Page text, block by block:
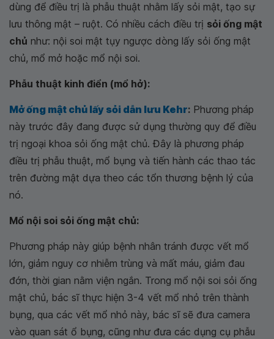
dùng để điều trị là phẫu thuật nhằm lấy sỏi mật, tạo sự
lưu thông mật – ruột. Có nhiều cách điều trị sỏi ống mật
chủ như: nội soi mật tụy ngược dòng lấy sỏi ống mật
chủ, mổ mở hoặc mổ nội soi.
Phẫu thuật kinh điển (mổ hở):
Mở ống mật chủ lấy sỏi dẫn lưu Kehr: Phương pháp
này trước đây đang được sử dụng thường quy để điều
trị ngoại khoa sỏi ống mật chủ. Đây là phương pháp
điều trị phẫu thuật, mổ bụng và tiến hành các thao tác
trên đường mật dựa theo các tổn thương bệnh lý của
nó.
Mổ nội soi sỏi ống mật chủ:
Phương pháp này giúp bệnh nhân tránh được vết mổ
lớn, giảm nguy cơ nhiễm trùng và mất máu, giảm đau
đớn, thời gian nằm viện ngắn. Trong mổ nội soi sỏi ống
mật chủ, bác sĩ thực hiện 3-4 vết mổ nhỏ trên thành
bụng, qua các vết mổ nhỏ này, bác sĩ sẽ đưa camera
vào quan sát ổ bụng, cũng như đưa các dụng cụ phẫu